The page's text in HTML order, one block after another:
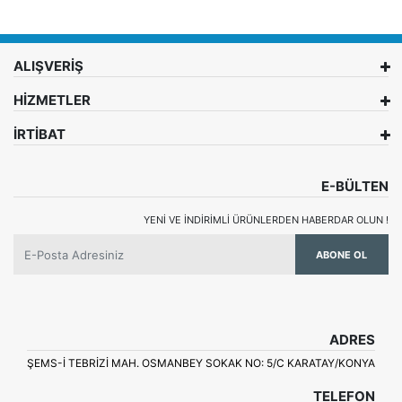
ALIŞVERİŞ
HİZMETLER
İRTİBAT
E-BÜLTEN
YENI VE INDIRIMLI ÜRÜNLERDEN HABERDAR OLUN !
ABONE OL
ADRES
ŞEMS-İ TEBRİZİ MAH. OSMANBEY SOKAK NO: 5/C KARATAY/KONYA
TELEFON